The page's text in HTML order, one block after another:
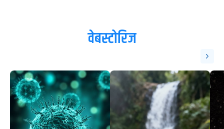
वेबस्टोरिज